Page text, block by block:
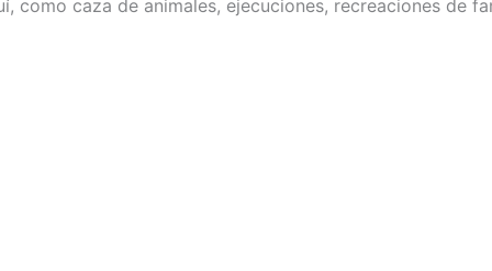
como caza de animales, ejecuciones, recreaciones de